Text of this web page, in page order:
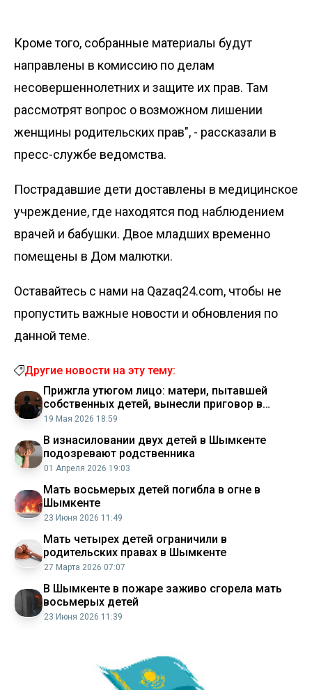
Кроме того, собранные материалы будут
направлены в комиссию по делам
несовершеннолетних и защите их прав. Там
рассмотрят вопрос о возможном лишении
женщины родительских прав", - рассказали в
пресс-службе ведомства.
Пострадавшие дети доставлены в медицинское
учреждение, где находятся под наблюдением
врачей и бабушки. Двое младших временно
помещены в Дом малютки.
Оставайтесь с нами на Qazaq24.com, чтобы не
пропустить важные новости и обновления по
данной теме.
Другие новости на эту тему:
Прижгла утюгом лицо: матери, пытавшей
собственных детей, вынесли приговор в
Шымкенте
19 Мая 2026 18:59
В изнасиловании двух детей в Шымкенте
подозревают родственника
01 Апреля 2026 19:03
Мать восьмерых детей погибла в огне в
Шымкенте
23 Июня 2026 11:49
Мать четырех детей ограничили в
родительских правах в Шымкенте
27 Марта 2026 07:07
В Шымкенте в пожаре заживо сгорела мать
восьмерых детей
23 Июня 2026 11:39